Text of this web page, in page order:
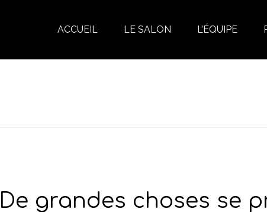
ACCUEIL LE SALON L’ÉQUIPE
De grandes choses se